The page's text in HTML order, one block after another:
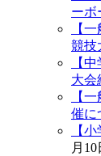
ーボ
【
競技
【
大会
【
催に
【
月10